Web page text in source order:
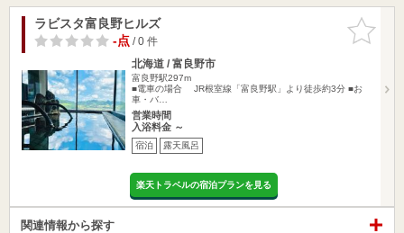
お気に入
りに追加
ラビスタ富良野ヒルズ
-点/ 0 件
北海道 / 富良野市
富良野駅297m
■電車の場合 JR根室線「富良野駅」より徒歩約3分 ■お
車・バ…
営業時間
入浴料金 ～
宿泊 露天風呂
楽天トラベルの宿泊プランを見る
関連情報から探す